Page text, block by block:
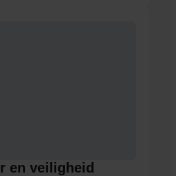
en veiligheid